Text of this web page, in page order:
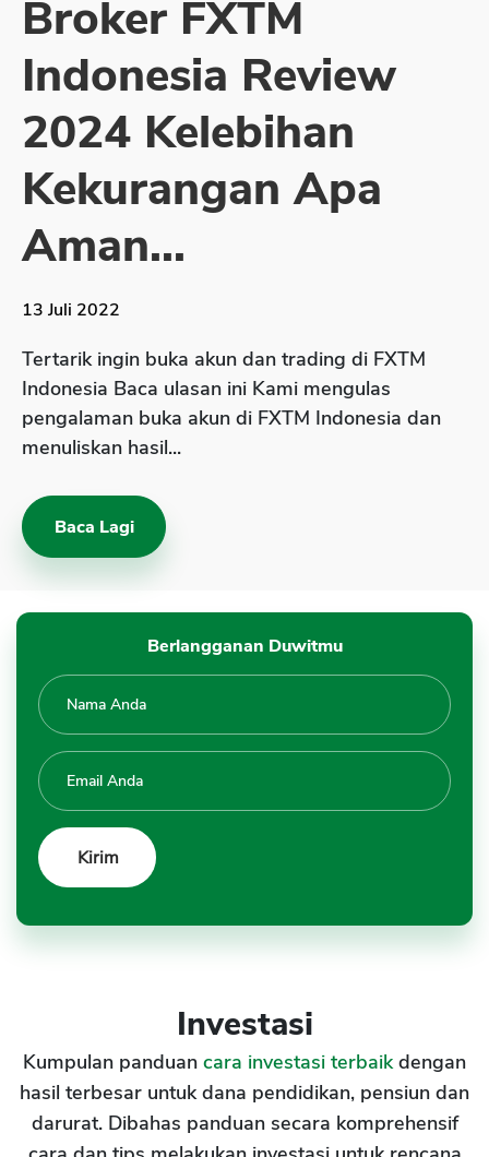
Sekuritas Saham
Bank Digital
Crypto
Assets Crypto
Exchange
Asuransi
Asuransi Kesehatan
Broker FXTM
Indonesia Review
2024 Kelebihan
Kekurangan Apa
Aman...
13 Juli 2022
Tertarik ingin buka akun dan trading di FXTM
Indonesia Baca ulasan ini Kami mengulas
pengalaman buka akun di FXTM Indonesia dan
menuliskan hasil...
Baca Lagi
Berlangganan Duwitmu
Investasi
Kumpulan panduan cara investasi terbaikdengan
hasil terbesar untuk dana pendidikan, pensiun dan
darurat. Dibahas panduan secara komprehensif